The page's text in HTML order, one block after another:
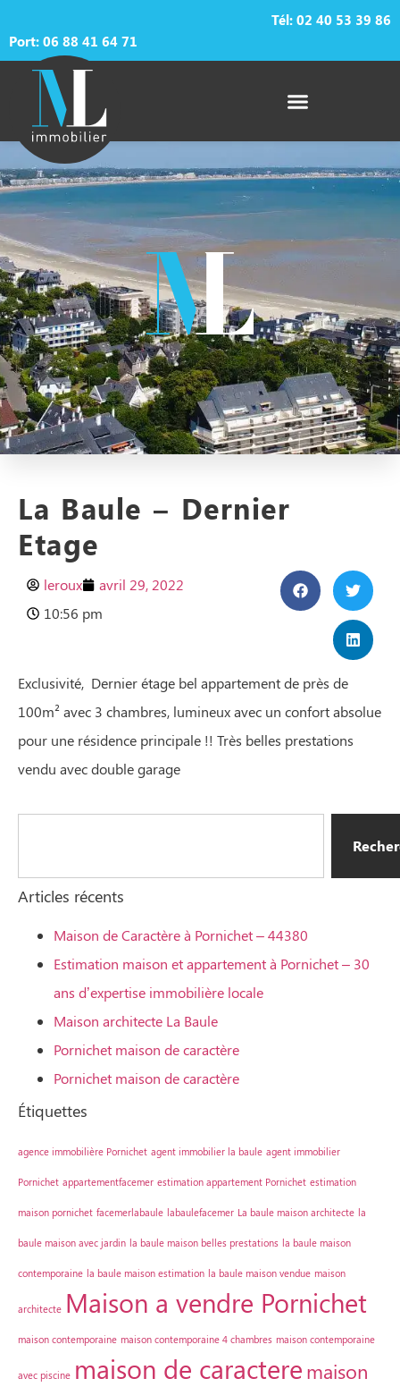
Tél: 02 40 53 39 86
Port: 06 88 41 64 71
La Baule – Dernier
Etage
leroux
avril 29, 2022
10:56 pm
Exclusivité, Dernier étage bel appartement de près de
100m² avec 3 chambres, lumineux avec un confort absolue
pour une résidence principale !! Très belles prestations
vendu avec double garage
Articles récents
Maison de Caractère à Pornichet – 44380
Estimation maison et appartement à Pornichet – 30
ans d’expertise immobilière locale
Maison architecte La Baule
Pornichet maison de caractère
Pornichet maison de caractère
Étiquettes
agence immobilière Pornichet agent immobilier la baule agent immobilier
Pornichet appartementfacemer estimation appartement Pornichet estimation
maison pornichet facemerlabaule labaulefacemer La baule maison architecte la
baule maison avec jardin la baule maison belles prestations la baule maison
contemporaine la baule maison estimation la baule maison vendue maison
architecte Maison a vendre Pornichet
maison contemporaine maison contemporaine 4 chambres maison contemporaine
avec piscine maison de caractere maison